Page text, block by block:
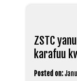
ZSTC
karafuu
Posted on: